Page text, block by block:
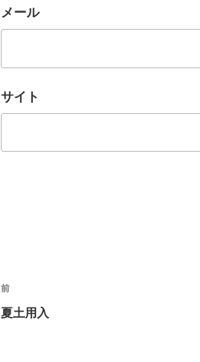
メール
サイト
投
稿
過
去
前
夏土用入